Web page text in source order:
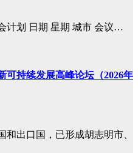
计划 日期 星期 城市 会议…
可持续发展高峰论坛（2026年
出口国，已形成胡志明市、